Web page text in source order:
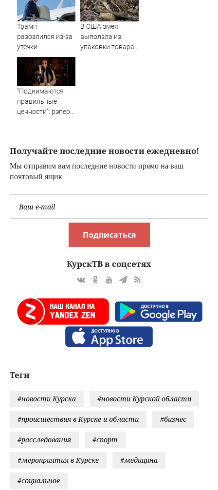
противоракет
обеспечения
Армии России
Трамп
разозлился из-за
утечки
информации об
истощении
запасов
боеприпасов
В США змея
выползла из
упаковки товара
"Поднимаются
правильные
ценности": рэпер
Получайте последние новости ежедневно!
Мы отправим вам последние новости прямо на ваш
почтовый ящик
Подписаться
КурскТВ в соцсетях
Теги
#новости Курска #новости Курской области
#происшествия в Курске и области #бизнес
#расследования #спорт
#мероприятия в Курске #медицина
#социальное